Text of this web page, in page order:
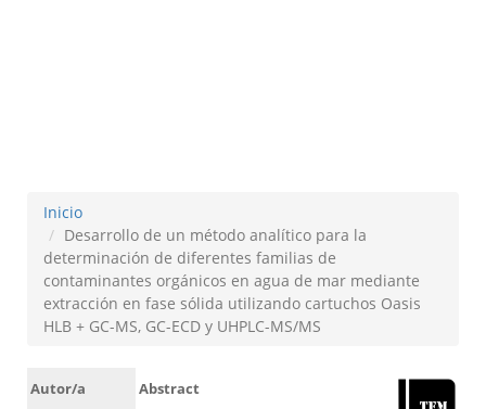
Inicio
Desarrollo de un método analítico para la
determinación de diferentes familias de
contaminantes orgánicos en agua de mar mediante
extracción en fase sólida utilizando cartuchos Oasis
HLB + GC-MS, GC-ECD y UHPLC-MS/MS
Autor/a
Abstract